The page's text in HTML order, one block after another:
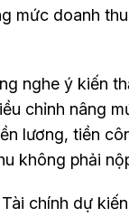
mức doanh
nghe ý kiến
chỉnh nâng
lương, tiền
không phải
chính dự